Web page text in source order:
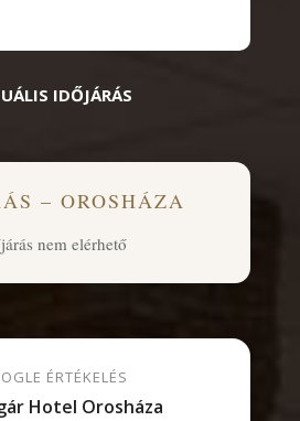
IDŐJÁRÁS
– OROSHÁZA
nem elérhető
ÉRTÉKELÉS
Hotel Orosháza